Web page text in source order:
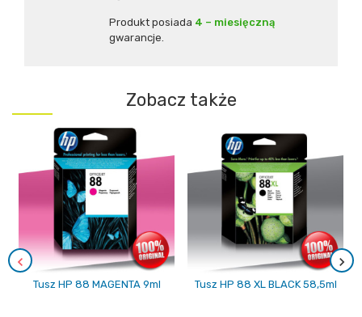
Produkt posiada 4 – miesięczną
gwarancje.
Zobacz także
Tusz HP 88 MAGENTA 9ml Tusz HP 88 XL BLACK 58,5ml